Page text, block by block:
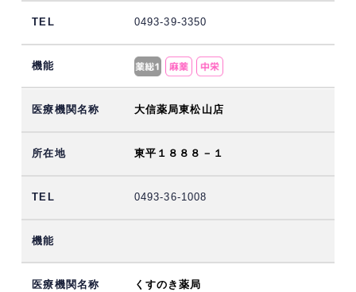
0493-39-3350
大信薬局東松山店
東平１８８８－１
0493-36-1008
くすのき薬局